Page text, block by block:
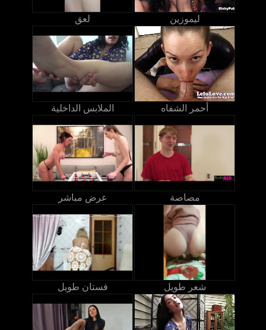
لعق ليموزين
الملابس الداخلية أحمر الشفاه
عرض مباشر مصاصة
فستان طويل شعر طويل